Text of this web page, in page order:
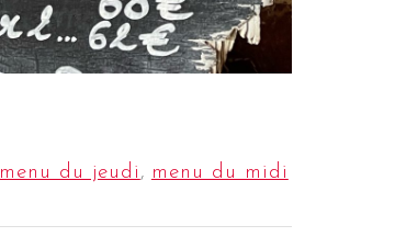
menu du jeudi , menu du midi